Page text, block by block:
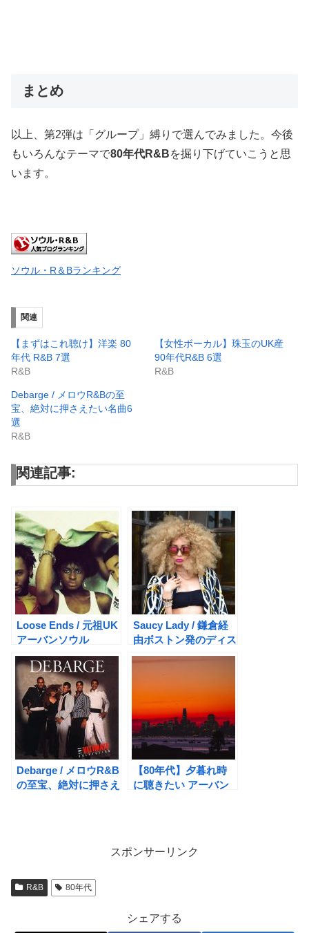
まとめ
以上、第2弾は「グループ」縛りで選んでみました。今後
もいろんなテーマで80年代R&Bを掘り下げていこうと思
います。
ソウル・R＆Bランキング
関連
【まずはこれ聴け】洋楽 80
年代 R&B 7選
R&B
【女性ボーカル】珠玉のUK産
90年代R&B 6選
R&B
Debarge / メロウR&Bの至
宝、絶対に押さえたい名曲6
選
R&B
関連記事:
Loose Ends / 元祖UK
アーバンソウル
Saucy Lady / 鎌倉経
由ボストン発のディス
コデイーバ
Debarge / メロウR&B
の至宝、絶対に押さえ
【80年代】夕暮れ時
に聴きたい アーバン
スポンサーリンク
R&B 80年代
シェアする